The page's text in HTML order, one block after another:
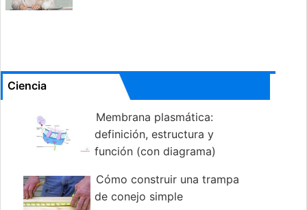
Ciencia
Membrana plasmática:
definición, estructura y
función (con diagrama)
Cómo construir una trampa
de conejo simple